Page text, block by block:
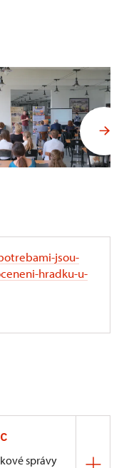
jsou-
hradku-u-
správy